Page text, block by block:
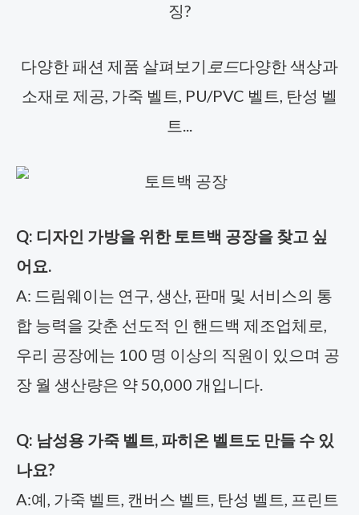
징?
다양한 패션 제품 살펴보기 로드다양한 색상과
소재로 제공, 가죽 벨트, PU/PVC 벨트, 탄성 벨
트...
Q: 디자인 가방을 위한 토트백 공장을 찾고 싶
어요.
A: 드림웨이는 연구, 생산, 판매 및 서비스의 통
합 능력을 갖춘 선도적 인 핸드백 제조업체로,
우리 공장에는 100 명 이상의 직원이 있으며 공
장 월 생산량은 약 50,000 개입니다.
Q: 남성용 가죽 벨트, 파히온 벨트도 만들 수 있
나요?
A:예, 가죽 벨트, 캔버스 벨트, 탄성 벨트, 프린트